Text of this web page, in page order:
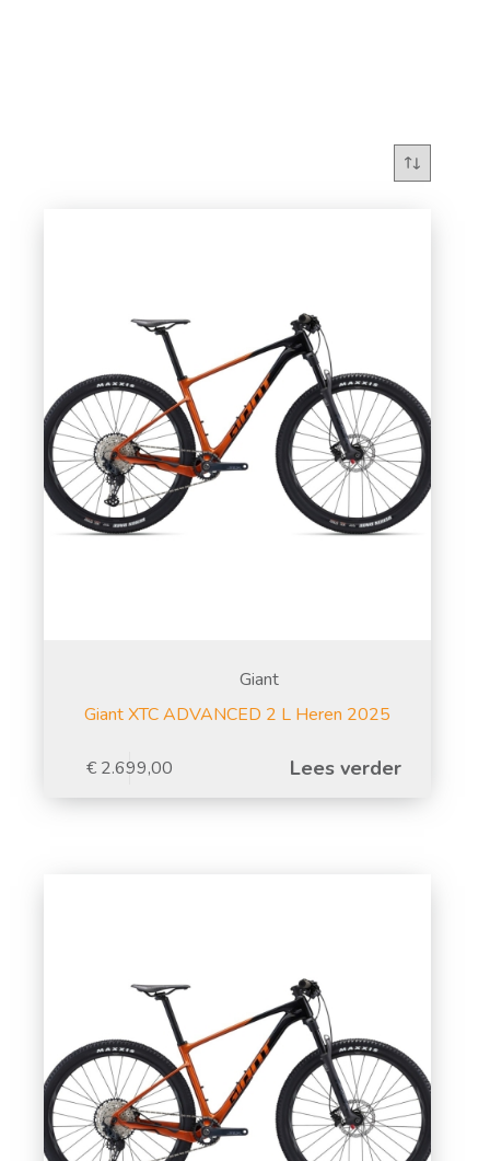
Giant
Giant XTC ADVANCED 2 L Heren 2025
€ 2.699,00 Lees verder